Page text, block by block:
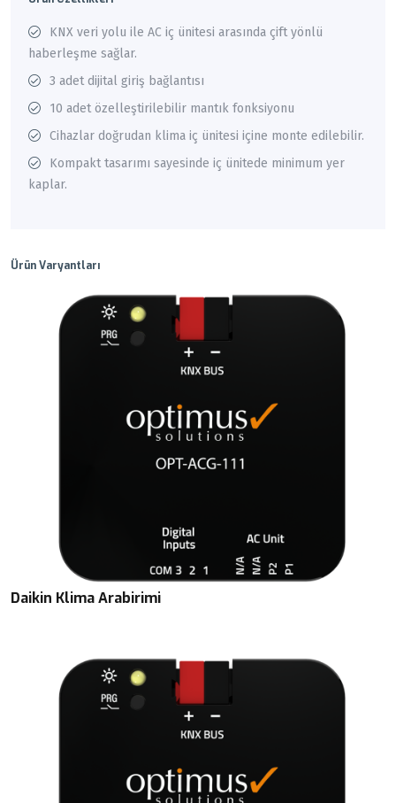
KNX veri yolu ile AC iç ünitesi arasında çift yönlü
haberleşme sağlar.
3 adet dijital giriş bağlantısı
10 adet özelleştirilebilir mantık fonksiyonu
Cihazlar doğrudan klima iç ünitesi içine monte edilebilir.
Kompakt tasarımı sayesinde iç ünitede minimum yer
kaplar.
Ürün Varyantları
Daikin Klima Arabirimi